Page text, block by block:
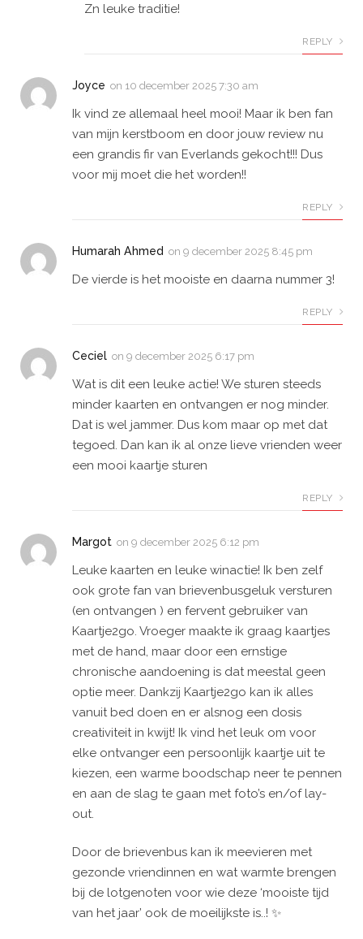
Zn leuke traditie!
REPLY
Joyce on 10 december 2025 7:30 am
Ik vind ze allemaal heel mooi! Maar ik ben fan
van mijn kerstboom en door jouw review nu
een grandis fir van Everlands gekocht!!! Dus
voor mij moet die het worden!!
REPLY
Humarah Ahmed on 9 december 2025 8:45 pm
De vierde is het mooiste en daarna nummer 3!
REPLY
Ceciel on 9 december 2025 6:17 pm
Wat is dit een leuke actie! We sturen steeds
minder kaarten en ontvangen er nog minder.
Dat is wel jammer. Dus kom maar op met dat
tegoed. Dan kan ik al onze lieve vrienden weer
een mooi kaartje sturen
REPLY
Margot on 9 december 2025 6:12 pm
Leuke kaarten en leuke winactie! Ik ben zelf
ook grote fan van brievenbusgeluk versturen
(en ontvangen ) en fervent gebruiker van
Kaartje2go. Vroeger maakte ik graag kaartjes
met de hand, maar door een ernstige
chronische aandoening is dat meestal geen
optie meer. Dankzij Kaartje2go kan ik alles
vanuit bed doen en er alsnog een dosis
creativiteit in kwijt! Ik vind het leuk om voor
elke ontvanger een persoonlijk kaartje uit te
kiezen, een warme boodschap neer te pennen
en aan de slag te gaan met foto’s en/of lay-
out.
Door de brievenbus kan ik meevieren met
gezonde vriendinnen en wat warmte brengen
bij de lotgenoten voor wie deze ‘mooiste tijd
van het jaar’ ook de moeilijkste is..! ✨